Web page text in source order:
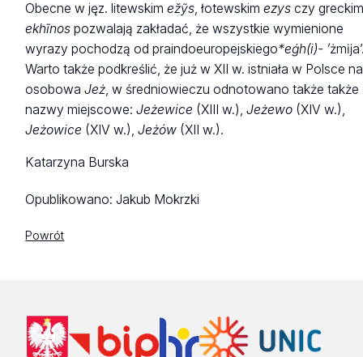
Obecne w jęz. litewskimežỹs, łotewskimezys czy
ekhĩnos pozwalają zakładać, że wszystkie wymienione
wyrazy pochodzą od praindoeuropejskiego*eǵh(i)- ’żmĳa
Warto także podkreślić, że już w XII w. istniała w Polsce
osobowaJeż, w średniowieczu odnotowano także także
nazwy miejscowe:Jeżewice (XIII w.),Jeżewo (XIV w.),
Jeżowice (XIV w.),Jeżów (XII w.).
Katarzyna Burska
Opublikowano:Jakub Mokrzki
Powrót